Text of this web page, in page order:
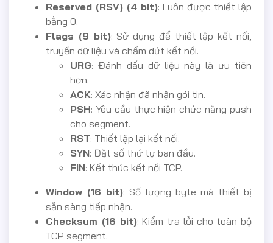
Reserved (RSV) (4 bit): Luôn được thiết lập
bằng 0.
Flags (9 bit): Sử dụng để thiết lập kết nối,
truyền dữ liệu và chấm dứt kết nối.
URG: Đánh dấu dữ liệu này là ưu tiên
hơn.
ACK: Xác nhận đã nhận gói tin.
PSH: Yêu cầu thực hiện chức năng push
cho segment.
RST: Thiết lập lại kết nối.
SYN: Đặt số thứ tự ban đầu.
FIN: Kết thúc kết nối TCP.
Window (16 bit): Số lượng byte mà thiết bị
sẵn sàng tiếp nhận.
Checksum (16 bit): Kiểm tra lỗi cho toàn bộ
TCP segment.